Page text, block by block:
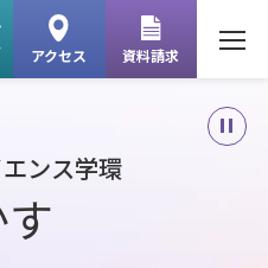
アクセス 資料請求
ンス学環